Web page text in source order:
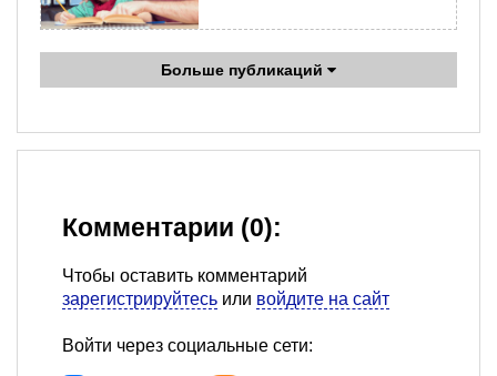
Больше публикаций
Комментарии (0):
Чтобы оставить комментарий
зарегистрируйтесь или войдите на сайт
Войти через социальные сети: